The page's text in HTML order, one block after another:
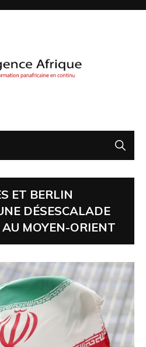
ET BERLIN
DÉSESCALADE
MOYEN-ORIENT